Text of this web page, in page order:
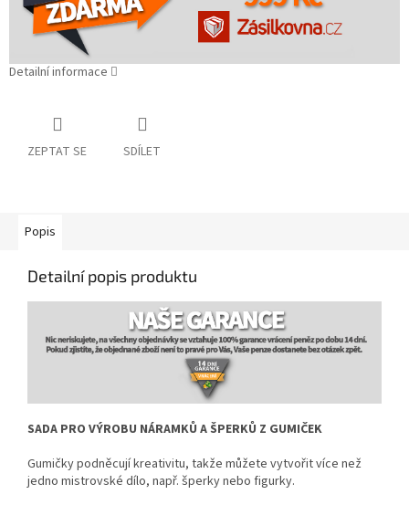
Detailní informace
ZEPTAT SE SDÍLET
Popis
Detailní popis produktu
SADA PRO VÝROBU NÁRAMKŮ A ŠPERKŮ Z GUMIČEK
Gumičky podněcují kreativitu, takže můžete vytvořit více než
jedno mistrovské dílo, např. šperky nebo figurky.